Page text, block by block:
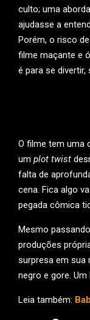
culto; uma
ajudasse a
Porém, o risco
filme maçante e
é para se divertir,
O filme tem uma
um plot twist
falta de
cena. Fica algo
pegada cômica
Mesmo
produções
surpresa em sua
negro e gore.
Leia também: